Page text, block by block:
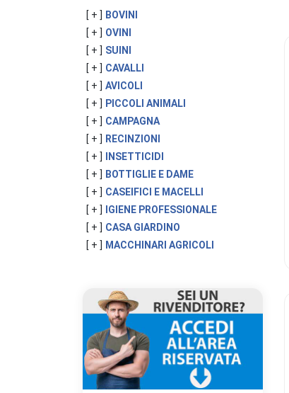
[ + ] BOVINI
[ + ] OVINI
[ + ] SUINI
[ + ] CAVALLI
[ + ] AVICOLI
[ + ] PICCOLI ANIMALI
[ + ] CAMPAGNA
[ + ] RECINZIONI
[ + ]
INSETTICIDI
[ + ] BOTTIGLIE E DAME
[ + ] CASEIFICI E MACELLI
[ + ]
IGIENE PROFESSIONALE
[ + ] CASA GIARDINO
[ + ] MACCHINARI AGRICOLI